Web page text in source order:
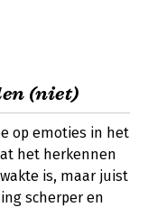
(niet)
op emoties in het
het herkennen
is, maar juist
scherper en